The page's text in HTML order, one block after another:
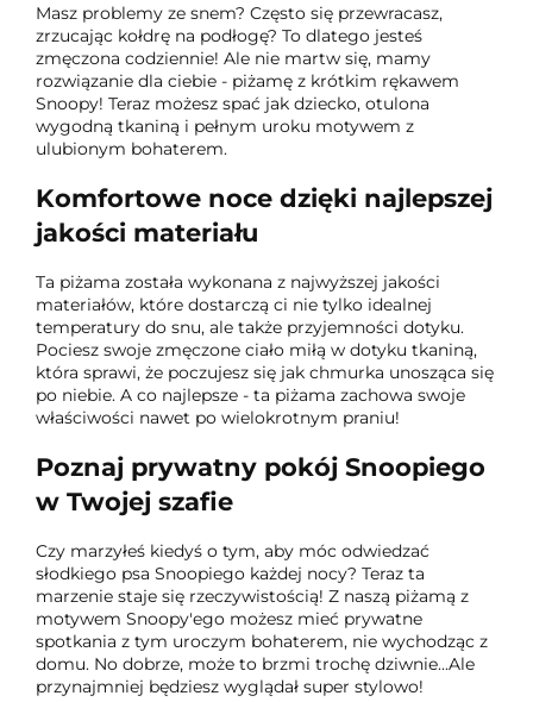
Masz problemy ze snem? Często się przewracasz,
zrzucając kołdrę na podłogę? To dlatego jesteś
zmęczona codziennie! Ale nie martw się, mamy
rozwiązanie dla ciebie - piżamę z krótkim rękawem
Snoopy! Teraz możesz spać jak dziecko, otulona
wygodną tkaniną i pełnym uroku motywem z
ulubionym bohaterem.
Komfortowe noce dzięki najlepszej
jakości materiału
Ta piżama została wykonana z najwyższej jakości
materiałów, które dostarczą ci nie tylko idealnej
temperatury do snu, ale także przyjemności dotyku.
Pociesz swoje zmęczone ciało miłą w dotyku tkaniną,
która sprawi, że poczujesz się jak chmurka unosząca się
po niebie. A co najlepsze - ta piżama zachowa swoje
właściwości nawet po wielokrotnym praniu!
Poznaj prywatny pokój Snoopiego
w Twojej szafie
Czy marzyłeś kiedyś o tym, aby móc odwiedzać
słodkiego psa Snoopiego każdej nocy? Teraz ta
marzenie staje się rzeczywistością! Z naszą piżamą z
motywem Snoopy'ego możesz mieć prywatne
spotkania z tym uroczym bohaterem, nie wychodząc z
domu. No dobrze, może to brzmi trochę dziwnie...Ale
przynajmniej będziesz wyglądał super stylowo!